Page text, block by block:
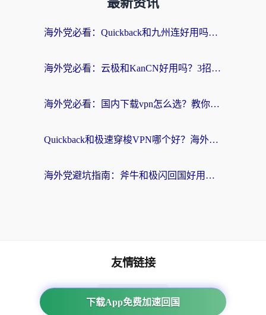
最新资讯
海外党必看：Quickback和九州连好用吗？3步选对回国加速器实现无缝刷国内资源
海外党必看：云极和KanCN好用吗？3招教你选对回国加速器（附免费VPN避坑指南）
海外党必看：国内下载vpn怎么选？教你无缝访问国内资源的实用指南
Quickback和极速穿梭VPN哪个好？海外党亲测3招选对回国加速器，看这篇就够了
海外党避坑指南：斧牛和极闪回国好用吗？选对加速器才能无缝刷剧玩游戏
下载App免费加速回国
友情链接
海外回国加速器